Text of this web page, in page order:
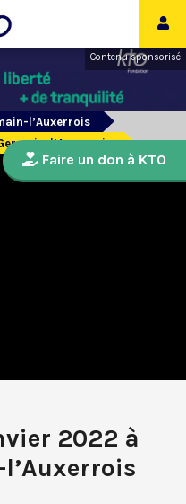
Contenu sponsorisé
l’Auxerrois
l’Auxerrois
2022 à
Faire un don à KTO